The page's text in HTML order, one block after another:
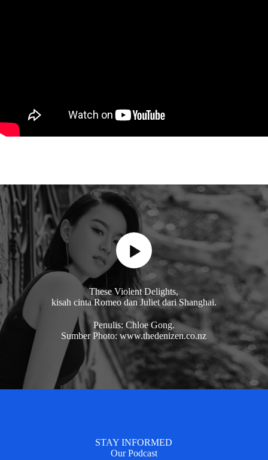
These Violent Delights,
kisah cinta Romeo dan Juliet dari Shanghai.
Penulis: Chloe Gong.
Sumber Photo: www.thedenizen.co.nz
STAY INFORMED
Our Podcast